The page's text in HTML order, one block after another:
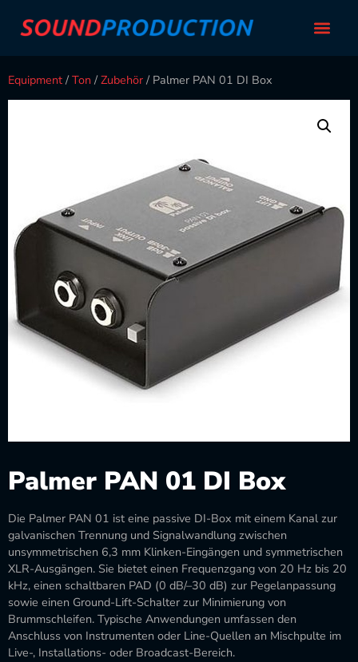
Equipment /Ton /Zubehör / Palmer PAN 01 DI Box
Palmer PAN 01 DI Box
Die Palmer PAN 01 ist eine passive DI-Box mit einem Kanal zur
galvanischen Trennung und Signalwandlung zwischen
unsymmetrischen 6,3 mm Klinken-Eingängen und symmetrischen
XLR-Ausgängen. Sie bietet einen Frequenzgang von 20 Hz bis 20
kHz, einen schaltbaren PAD (0 dB/–30 dB) zur Pegelanpassung
sowie einen Ground-Lift-Schalter zur Minimierung von
Brummschleifen. Typische Anwendungen umfassen den
Anschluss von Instrumenten oder Line-Quellen an Mischpulte im
Live-, Installations- oder Broadcast-Bereich.